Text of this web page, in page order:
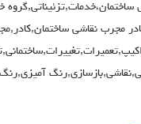
مجرب نقاشی